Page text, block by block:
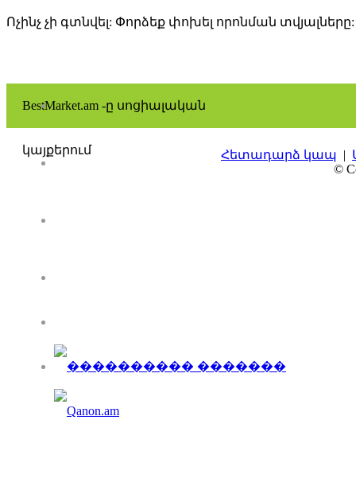
Ոչինչ չի գտնվել: Փորձեք փոխել որոնման տվյալները:
BestMarket.am -ը սոցիալական
կայքերում Հետադարձ կապ |
©